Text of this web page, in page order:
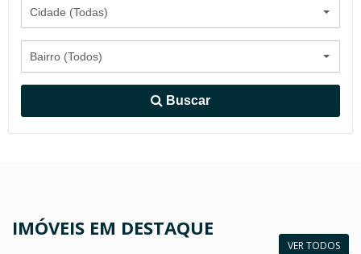
Cidade (Todas)
Bairro (Todos)
Buscar
IMÓVEIS EM DESTAQUE
VER TODOS